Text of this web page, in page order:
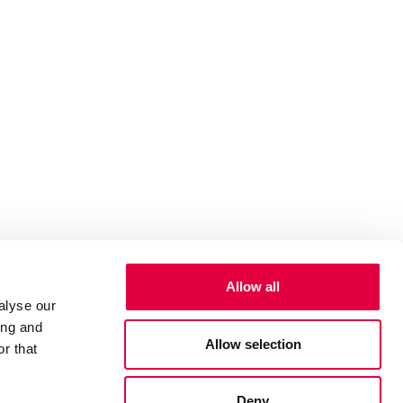
our
and
that
Allow all
Allow selection